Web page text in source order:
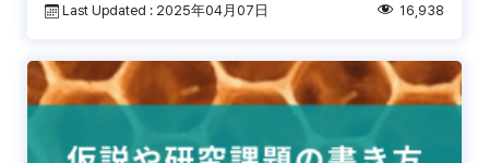
ジング […]
Last Updated : 2025年04月07日 16,938